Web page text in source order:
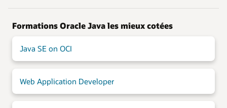
Formations Oracle Java les mieux cotées
Java SE on OCI
Web Application Developer